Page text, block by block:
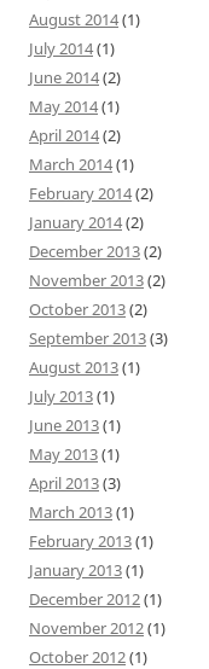
August 2014(1)
July 2014(1)
June 2014(2)
May 2014(1)
April 2014(2)
March 2014(1)
February 2014(2)
January 2014(2)
December 2013(2)
November 2013(2)
October 2013(2)
September 2013(3)
August 2013(1)
July 2013(1)
June 2013(1)
May 2013(1)
April 2013(3)
March 2013(1)
February 2013(1)
January 2013(1)
December 2012(1)
November 2012(1)
October 2012(1)